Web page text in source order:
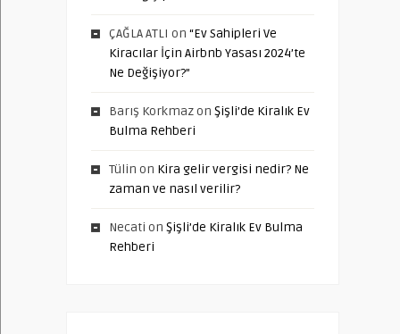
ÇAĞLA ATLI on “Ev Sahipleri Ve
Kiracılar İçin Airbnb Yasası 2024’te
Ne Değişiyor?”
Barış Korkmazon Şişli’de Kiralık Ev
Bulma Rehberi
Tülin on Kira gelir vergisi nedir? Ne
zaman ve nasıl verilir?
Necati on Şişli’de Kiralık Ev Bulma
Rehberi